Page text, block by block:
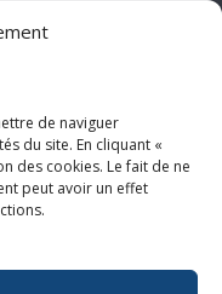
de naviguer
du site. En cliquant «
des cookies. Le fait de ne
peut avoir un effet